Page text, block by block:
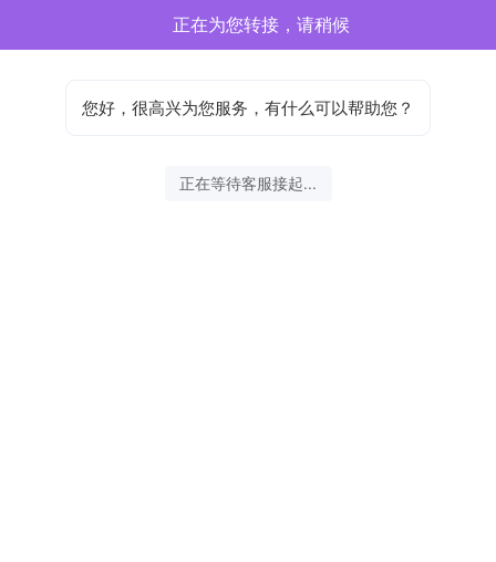
正在为您转接，请稍候
您好，很高兴为您服务，有什么可以帮助您？
正在等待客服接起...